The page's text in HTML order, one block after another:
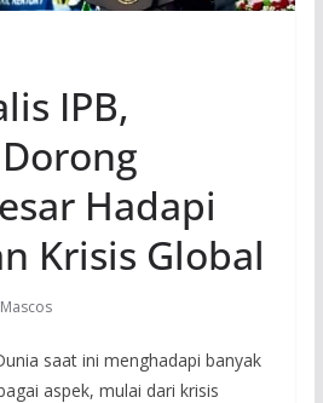
IPB,
Hadapi
Krisis Global
Mascos
saat ini menghadapi banyak
aspek, mulai dari krisis